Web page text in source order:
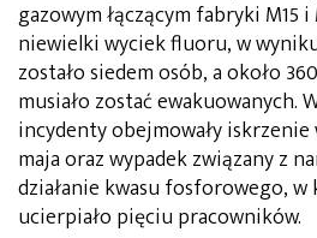
gazowym łączącym fabryki M15 i
niewielki wyciek fluoru, w
zostało siedem osób, a około
musiało zostać ewakuowanych.
incydenty obejmowały iskrzenie
maja oraz wypadek związany z
działanie kwasu fosforowego, w
ucierpiało pięciu pracowników.